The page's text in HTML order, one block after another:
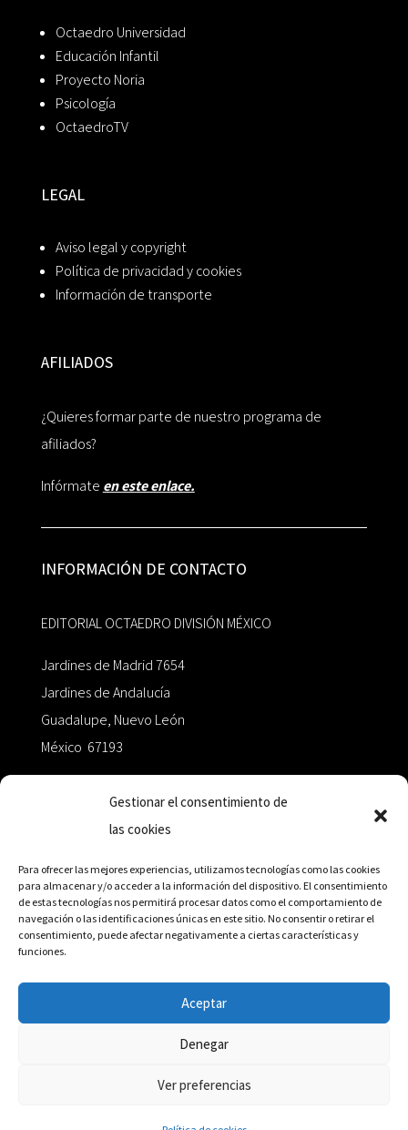
Gestionar el consentimiento de
las cookies
Para ofrecer las mejores experiencias, utilizamos tecnologías como las cookies
para almacenar y/o acceder a la información del dispositivo. El consentimiento
de estas tecnologías nos permitirá procesar datos como el comportamiento de
navegación o las identificaciones únicas en este sitio. No consentir o retirar el
consentimiento, puede afectar negativamente a ciertas características y
funciones.
Aceptar
Denegar
Ver preferencias
Octaedro Universidad
Educación Infantil
Proyecto Noria
Psicología
OctaedroTV
LEGAL
Aviso legal y copyright
Política de privacidad y cookies
Información de transporte
AFILIADOS
¿Quieres formar parte de nuestro programa de
afiliados?
Infórmate en este enlace.
INFORMACIÓN DE CONTACTO
EDITORIAL OCTAEDRO DIVISIÓN MÉXICO
Jardines de Madrid 7654
Jardines de Andalucía
Guadalupe, Nuevo León
México 67193
+52 811.499.5638
RED DE DISTRIBUCIÓN
Distribuidores en México y Octaedro internacional